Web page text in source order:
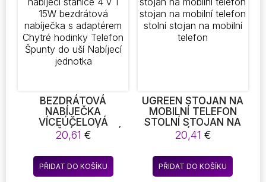
BEZDRÁTOVÁ
NABÍJEČKA
VÍCEÚČELOVÁ
INDUKČNÍ NABÍJECÍ
STANICE 4 V 1 15W
BEZDRÁTOVÁ
NABÍJEČKA S
ADAPTÉREM CHYTRÉ
20,61 €
PŘIDAT DO KOŠÍKU
UGREEN STOJAN NA
MOBILNÍ TELEFON
STOLNÍ STOJAN NA
MOBILNÍ TELEFON
STOJAN NA MOBILNÍ
TELEFON STOLNÍ
STOJAN NA MOBILNÍ
TELEFON
20,41 €
PŘIDAT DO KOŠÍKU